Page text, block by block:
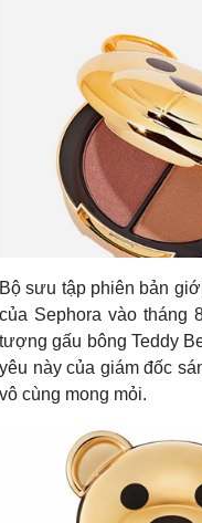
Bộ sưu tập phiên bản
của Sephora vào tháng
tượng gấu bông Teddy
yêu này của giám đốc
vô cùng mong mỏi.